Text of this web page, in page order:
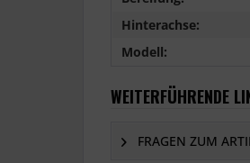
Hinterachse:
Modell:
WEITERFÜHRENDE
FRAGEN ZUM